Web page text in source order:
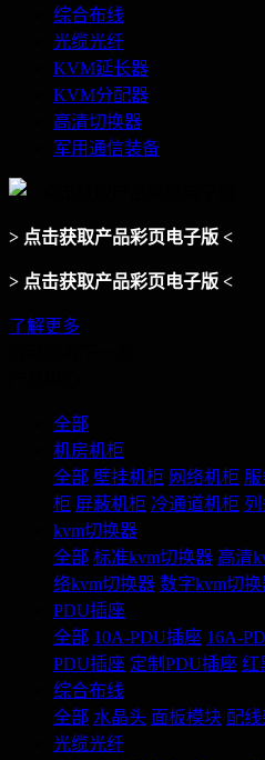
综合布线
光缆光纤
KVM延长器
KVM分配器
高清切换器
军用通信装备
> 点击获取产品彩页电子版 <
> 点击获取产品彩页电子版 <
了解更多
全部
机房机柜
全部 壁挂机柜 网络机柜
柜 屏蔽机柜 冷通道机柜
kvm切换器
全部 标准kvm切换器 高清
络kvm切换器 数字kvm切换
PDU插座
全部 10A-PDU插座 16A-
PDU插座 定制PDU插座 红
综合布线
全部 水晶头 面板模块 配线
光缆光纤